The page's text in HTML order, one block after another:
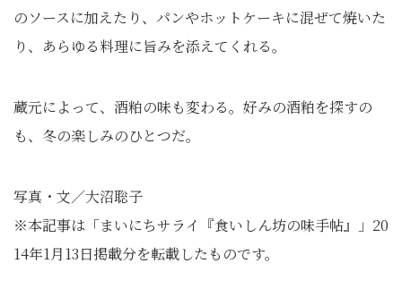
のソースに加えたり、パンやホットケーキに混ぜて焼いた
り、あらゆる料理に旨みを添えてくれる。
蔵元によって、酒粕の味も変わる。好みの酒粕を探すの
も、冬の楽しみのひとつだ。
写真・文／大沼聡子
※本記事は「まいにちサライ『食いしん坊の味手帖』」20
14年1月13日掲載分を転載したものです。